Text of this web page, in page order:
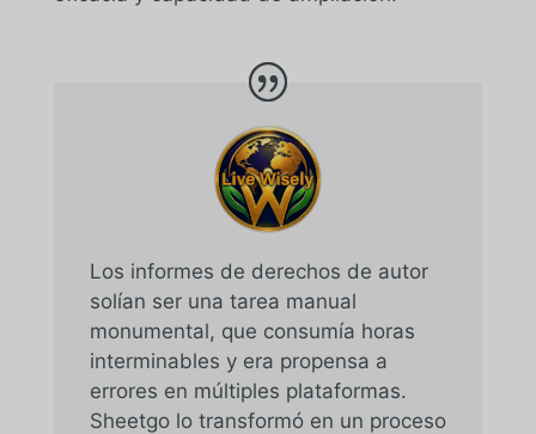
Los informes de derechos de autor
solían ser una tarea manual
monumental, que consumía horas
interminables y era propensa a
errores en múltiples plataformas.
Sheetgo lo transformó en un proceso